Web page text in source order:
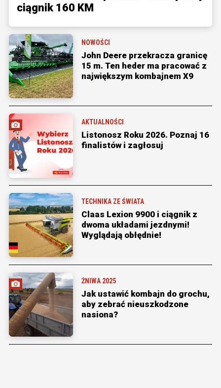
ciągnik 160 KM
NOWOŚCI
John Deere przekracza granicę
15 m. Ten heder ma pracować z
największym kombajnem X9
AKTUALNOŚCI
Listonosz Roku 2026. Poznaj 16
finalistów i zagłosuj
TECHNIKA ZE ŚWIATA
Claas Lexion 9900 i ciągnik z
dwoma układami jezdnymi!
Wyglądają obłędnie!
ŻNIWA 2025
Jak ustawić kombajn do grochu,
aby zebrać nieuszkodzone
nasiona?